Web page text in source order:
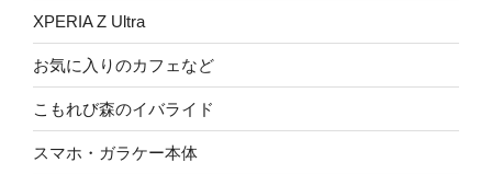
XPERIA Z Ultra
お気に入りのカフェなど
こもれび森のイバライド
スマホ・ガラケー本体